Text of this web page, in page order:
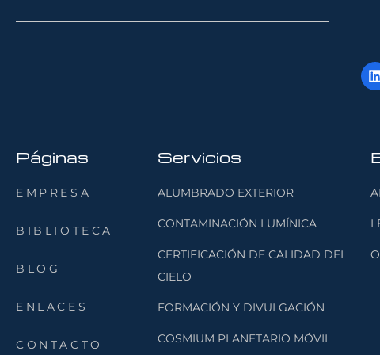
Páginas
EMPRESA
BIBLIOTECA
BLOG
ENLACES
CONTACTO
Servicios
ALUMBRADO EXTERIOR
CONTAMINACIÓN LUMÍNICA
CERTIFICACIÓN DE CALIDAD DEL
CIELO
FORMACIÓN Y DIVULGACIÓN
COSMIUM PLANETARIO MÓVIL